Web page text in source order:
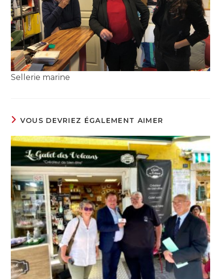
Sellerie marine
VOUS DEVRIEZ ÉGALEMENT AIMER